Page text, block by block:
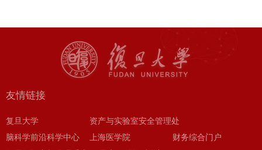
友情链接
复旦大学
资产与实验室安全管理处
脑科学前沿科学中心
上海医学院
财务综合门户